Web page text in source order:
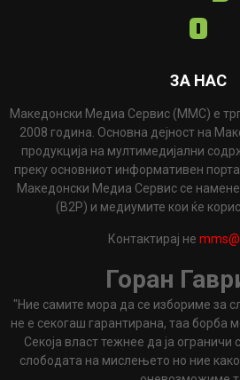
ЗА НАС
Македонски Медиа Сервис (ММС) е
2008 година. Основна дејност на
продукција на мултимедијални
преку основниот информативен
Македонски Медиа Сервис се
(B2P) и медиумите кои ќе
Контактирај не
Горан
"Ние самите мора да се избориме за
не е секогаш гарантирана, таа борба
Секоја власт тежнее да ја ограничи
слободата на мислењето но ние